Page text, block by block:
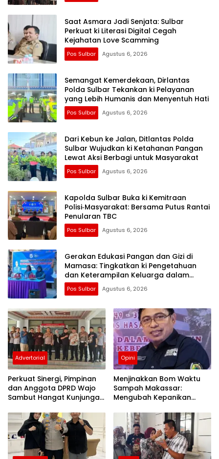
Saat Asmara Jadi Senjata: Sulbar
Perkuat ki Literasi Digital Cegah
Kejahatan Love Scamming
Pos Sulbar Agustus 6, 2026
Semangat Kemerdekaan, Dirlantas
Polda Sulbar Tekankan ki Pelayanan
yang Lebih Humanis dan Menyentuh Hati
Pos Sulbar Agustus 6, 2026
Dari Kebun ke Jalan, Ditlantas Polda
Sulbar Wujudkan ki Ketahanan Pangan
Lewat Aksi Berbagi untuk Masyarakat
Pos Sulbar Agustus 6, 2026
Kapolda Sulbar Buka ki Kemitraan
Polisi‑Masyarakat: Bersama Putus Rantai
Penularan TBC
Pos Sulbar Agustus 6, 2026
Gerakan Edukasi Pangan dan Gizi di
Mamasa: Tingkatkan ki Pengetahuan
dan Keterampilan Keluarga dalam
Pemenuhan Gizi
Pos Sulbar Agustus 6, 2026
Advertorial
Perkuat Sinergi, Pimpinan
dan Anggota DPRD Wajo
Sambut Hangat Kunjungan
yang Baru
Opini
Menjinakkan Bom Waktu
Sampah Makassar:
Mengubah Kepanikan
Berbasis RT